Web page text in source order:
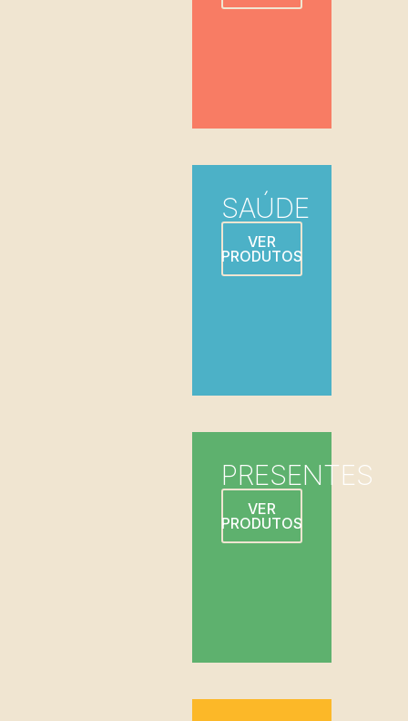
SAÚDE
VER
PRODUTOS
PRESENTES
VER
PRODUTOS